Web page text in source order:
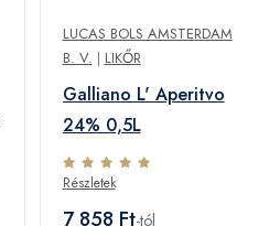
LUCAS BOLS AMSTERDAM
B. V. | LIKŐR
Galliano L' Aperitvo
24% 0,5L
Részletek
7 858 Ft-tól